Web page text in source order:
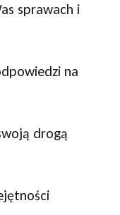
sprawach i
na
drogą